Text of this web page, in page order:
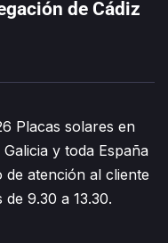
de Cádiz
Placas solares en
Galicia y toda España
de atención al cliente
de 9.30 a 13.30.